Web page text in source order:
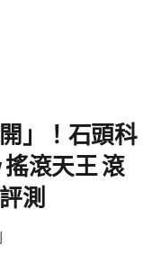
」！石頭科
滾天王 滾
測